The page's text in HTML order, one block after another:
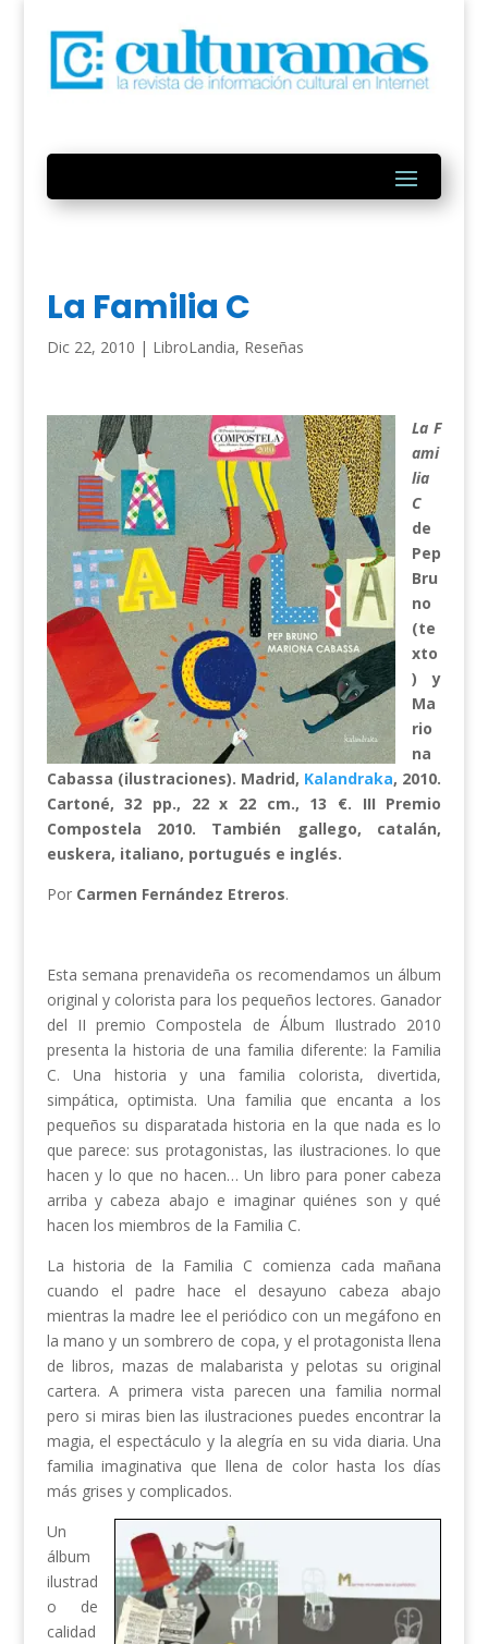
La Familia C
Dic 22, 2010 | LibroLandia, Reseñas
La F
ami
lia
C
de
Pep
Bru
no
(te
xto
) y
Ma
rio
na
Cabassa (ilustraciones). Madrid, Kalandraka, 2010.
Cartoné, 32 pp., 22 x 22 cm., 13 €. III Premio
Compostela 2010. También gallego, catalán,
euskera, italiano, portugués e inglés.
Por Carmen Fernández Etreros.
Esta semana prenavideña os recomendamos un álbum
original y colorista para los pequeños lectores. Ganador
del II premio Compostela de Álbum Ilustrado 2010
presenta la historia de una familia diferente: la Familia
C. Una historia y una familia colorista, divertida,
simpática, optimista. Una familia que encanta a los
pequeños su disparatada historia en la que nada es lo
que parece: sus protagonistas, las ilustraciones. lo que
hacen y lo que no hacen… Un libro para poner cabeza
arriba y cabeza abajo e imaginar quiénes son y qué
hacen los miembros de la Familia C.
La historia de la Familia C comienza cada mañana
cuando el padre hace el desayuno cabeza abajo
mientras la madre lee el periódico con un megáfono en
la mano y un sombrero de copa, y el protagonista llena
de libros, mazas de malabarista y pelotas su original
cartera. A primera vista parecen una familia normal
pero si miras bien las ilustraciones puedes encontrar la
magia, el espectáculo y la alegría en su vida diaria. Una
familia imaginativa que llena de color hasta los días
más grises y complicados.
Un
álbum
ilustrad
o de
calidad